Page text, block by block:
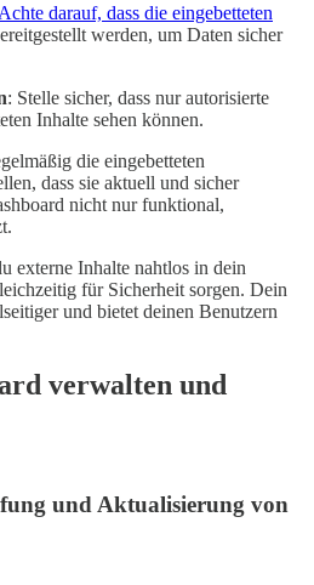
Achte darauf, dass die eingebetteten
werden, um Daten sicher
: Stelle sicher, dass nur autorisierte
Inhalte sehen können.
die eingebetteten
dass sie aktuell und sicher
nicht nur funktional,
externe Inhalte nahtlos in dein
für Sicherheit sorgen. Dein
und bietet deinen Benutzern
verwalten und
und Aktualisierung von